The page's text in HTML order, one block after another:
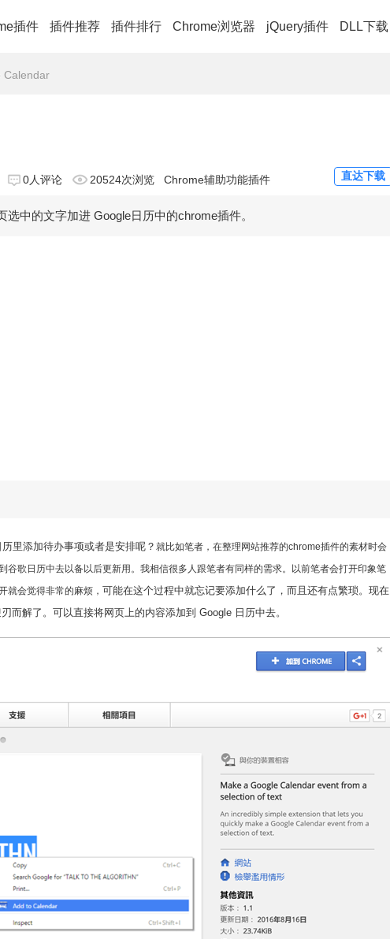
插件 插件推荐 插件排行 Chrome浏览器 jQuery插件 DLL下载
Calendar
0人评论 20524次浏览 Chrome辅助功能插件 直达下载
中的文字加进 Google日历中的chrome插件。
里添加待办事项或者是安排呢？ 就比如笔者，在整理网站推荐的chrome插件的素材时会
谷歌日历中去以备以后更新用。我相信很多人跟笔者有同样的需求。以前笔者会打开印象笔
就会觉得非常的麻烦， 可能在这个过程中就忘记要添加什么了，而且还有点繁琐。现在
而解了。可以直接将网页上的内容添加到 Google 日历中去。